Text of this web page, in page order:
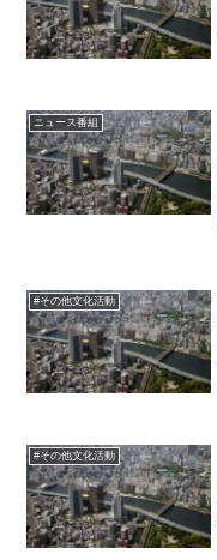
ニュース番組
#その他文化活動
#その他文化活動